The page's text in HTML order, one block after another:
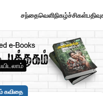
சந்தைவெளிநிகழ்ச்சிகள்
கவிதை